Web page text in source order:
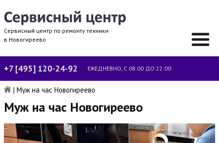
Сервисный центр по ремонту техники
в Новогиреево
+7 [495] 120-24-92 ЕЖЕДНЕВНО, С 08:00 ДО 22:00
| Муж на час Новогиреево
Муж на час Новогиреево